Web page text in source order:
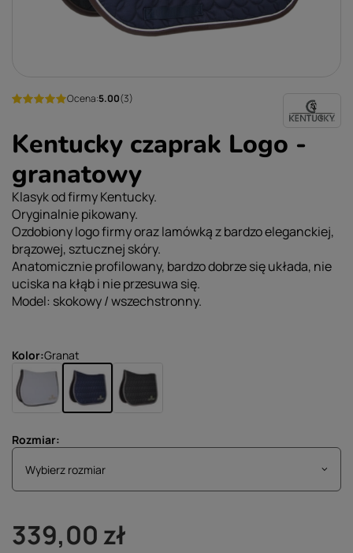
Ocena:5.00(3)
Kentucky czaprak Logo -
granatowy
Klasyk od firmy Kentucky.
Oryginalnie pikowany.
Ozdobiony logo firmy oraz lamówką z bardzo eleganckiej,
brązowej, sztucznej skóry.
Anatomicznie profilowany, bardzo dobrze się układa, nie
uciska na kłąb i nie przesuwa się.
Model: skokowy / wszechstronny.
Kolor Granat
Rozmiar
Wybierz rozmiar
Wybierz rozmiar
339,00 zł